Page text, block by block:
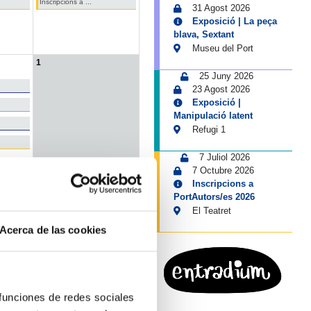
Acerca de las cookies
de redes sociales
Inscripcions a ...
1
31 Agost 2026
Exposició | La peça
blava, Sextant
Museu del Port
25 Juny 2026
23 Agost 2026
Exposició |
Manipulació latent
Refugi 1
7 Juliol 2026
7 Octubre 2026
Inscripcions a
PortAutors/es 2026
El Teatret